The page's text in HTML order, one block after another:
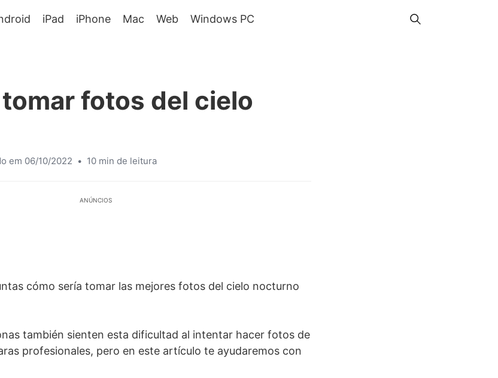
iPad iPhone Mac Web Windows PC
tomar fotos del cielo
em 06/10/2022 • 10 min de leitura
ANÚNCIOS
cómo sería tomar las mejores fotos del cielo nocturno
también sienten esta dificultad al intentar hacer fotos de
profesionales, pero en este artículo te ayudaremos con